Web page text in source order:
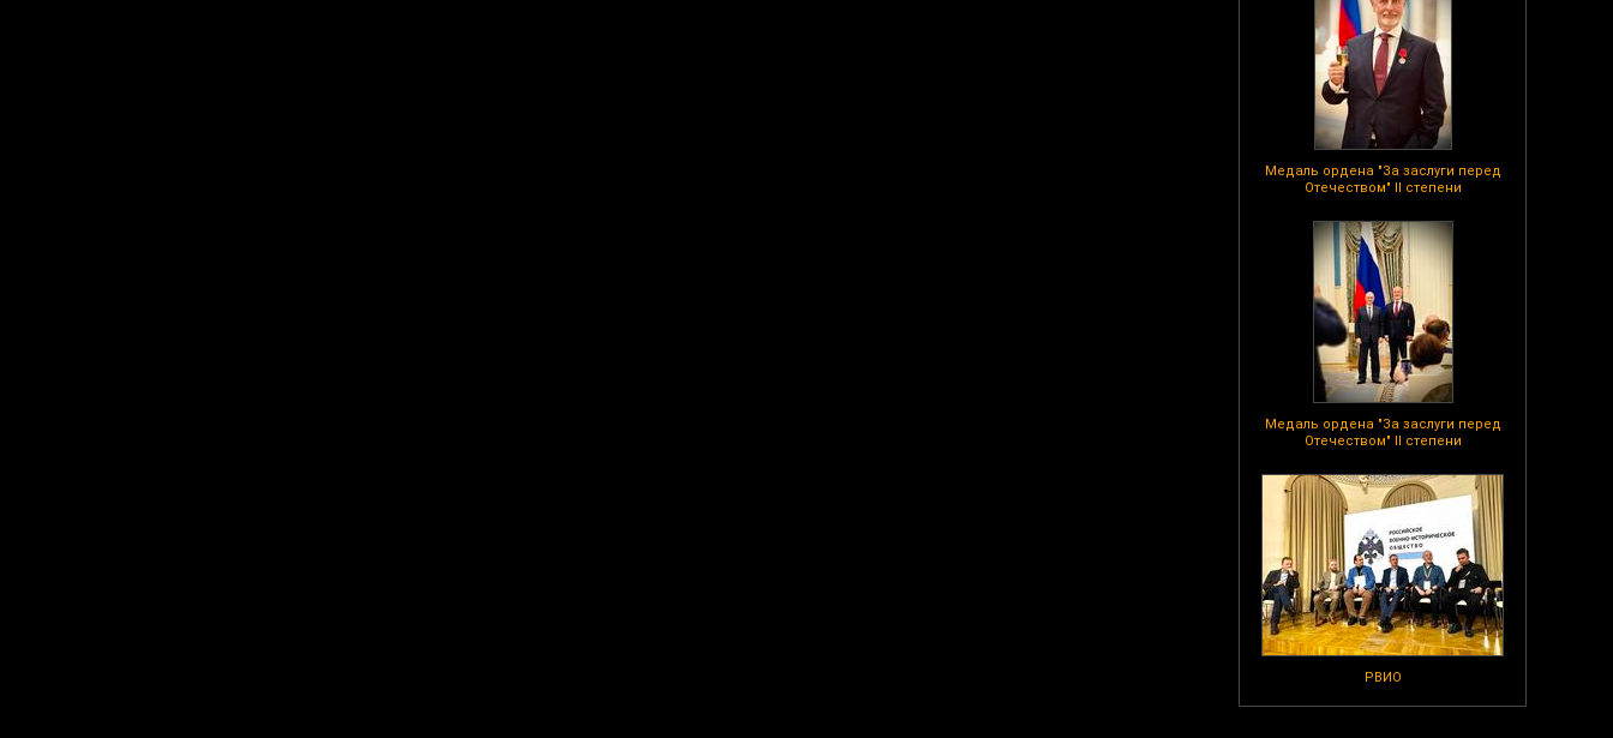
Медаль ордена "За заслуги перед
Отечеством" II степени
Медаль ордена "За заслуги перед
Отечеством" II степени
РВИО